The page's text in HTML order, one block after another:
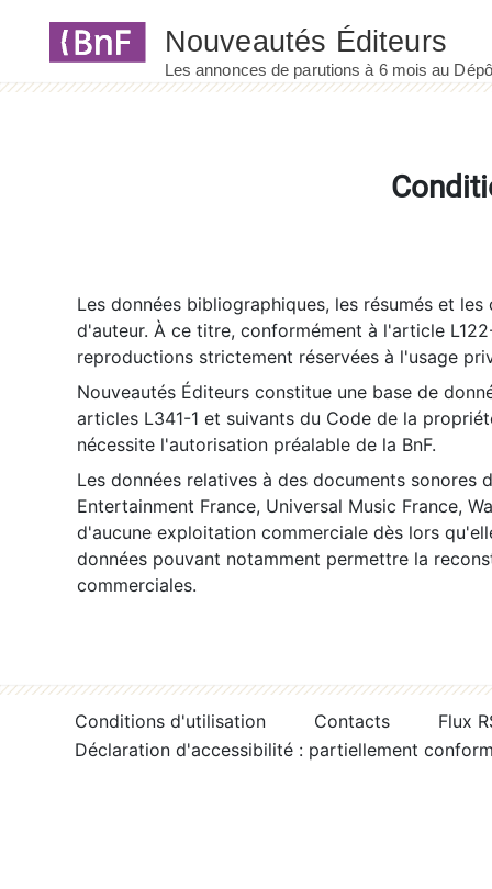
Les données bibliographiques, les résumés et
d'auteur. À ce titre, conformément à l'article
reproductions strictement réservées à l'usage
Nouveautés Éditeurs constitue une base de
articles L341-1 et suivants du Code de la
nécessite l'autorisation préalable de la BnF.
Les données relatives à des documents sonores
Entertainment France, Universal Music France,
d'aucune exploitation commerciale dès lors
données pouvant notamment permettre la
commerciales.
Conditions d'utilisation Contacts
Flux
Déclaration d'accessibilité : partiellement